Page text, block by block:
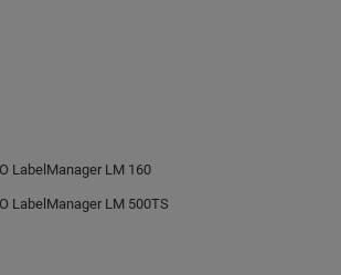
LabelManager LM 160
LabelManager LM 500TS